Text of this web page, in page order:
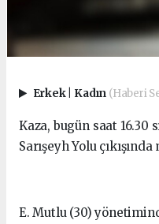
Erkek Kadın (Haberi
Kaza, bugün saat 16.30
Sarışeyh Yolu
E. Mutlu (30)